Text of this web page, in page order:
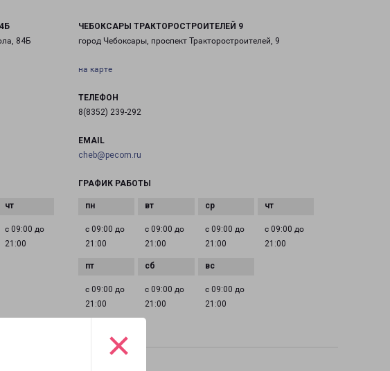
×
84Б
с 09:00 до
21:00
ЧЕБОКСАРЫ ТРАКТОРОСТРОИТЕЛЕЙ 9
город Чебоксары, проспект Тракторостроителей, 9
на карте
ТЕЛЕФОН
8(8352) 239-292
EMAIL
cheb@pecom.ru
ГРАФИК РАБОТЫ
с 09:00 до
21:00
с 09:00 до
21:00
с 09:00 до
21:00
с 09:00 до
21:00
с 09:00 до
21:00
с 09:00 до
21:00
с 09:00 до
21:00